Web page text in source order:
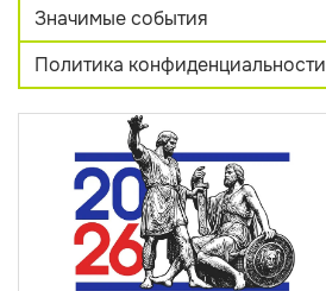
Значимые события
Политика конфиденциальности